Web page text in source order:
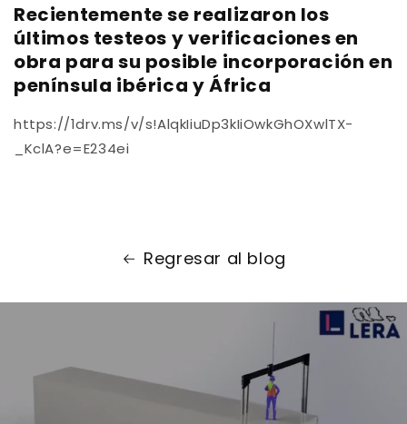
Recientemente se realizaron los
últimos testeos y verificaciones en
obra para su posible incorporación en
península ibérica y África
https://1drv.ms/v/s!AlqkIiuDp3kIiOwkGhOXwlTX-
_KclA?e=E234ei
Regresar al blog